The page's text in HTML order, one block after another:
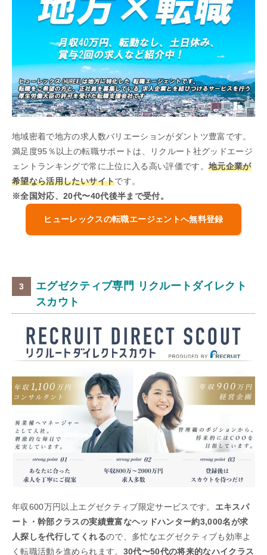
地域密着で地方の求人数バリエーションがダントツ豊富です。
満足度95％以上の転職サポートは、リクルート社グッドエージ
ェントランキングで常に上位に入る高い評価です。地元企業が
希望なら活用したいサイトです。
※全国対応、20代〜40代後半まで受付。
ヒューレックスの転職エージェントへ無料登録
エグゼクティブ専門 リクルートダイレクト
スカウト
年収600万円以上エグゼクティブ限定サービスです。 エキスパ
ート・幹部クラスの実績豊富なヘッドハンター約3,000名が求
人探しを代行してくれるので、多忙なエグゼクティブも効率よ
く転職活動を進められます。 30代〜50代の将来的なハイクラス